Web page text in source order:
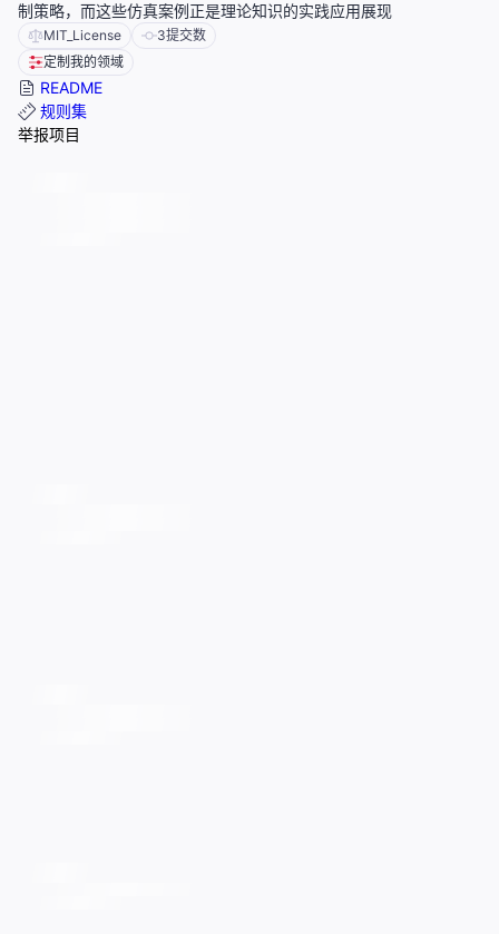
制策略，而这些仿真案例正是理论知识的实践应用展现
MIT_License 3提交数
定制我的领域
README
规则集
举报项目